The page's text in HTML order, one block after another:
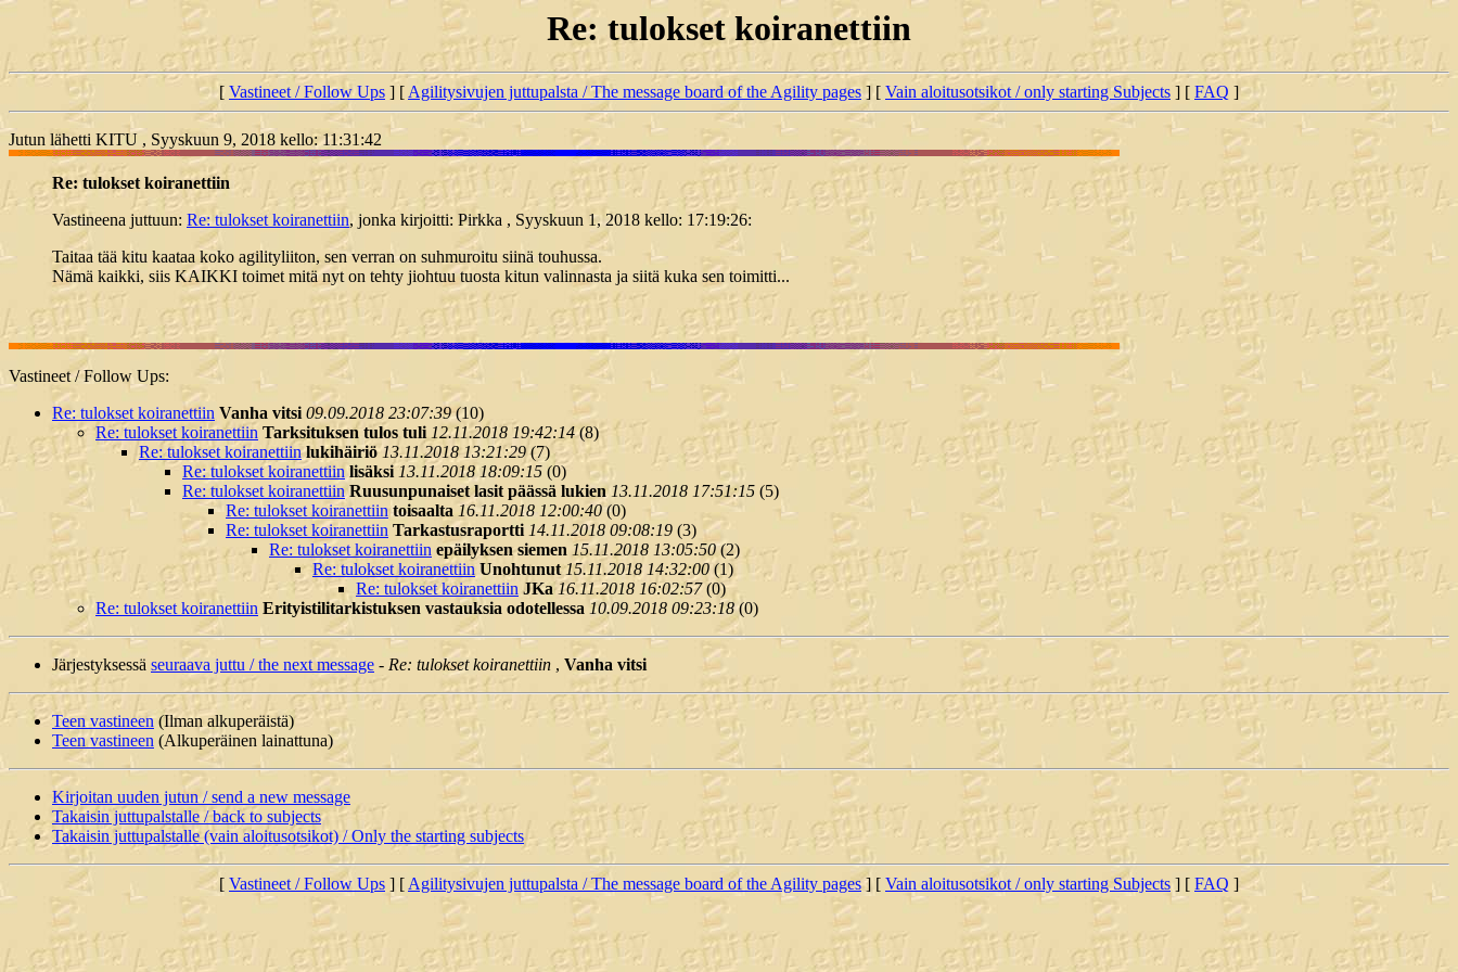
Re: tulokset koiranettiin
[ Vastineet / Follow Ups ] [Agilitysivujen juttupalsta / The message board of the Agility pages] [ Vain aloitusotsikot / only starting Subjects ] [ FAQ ]
Jutun lähetti KITU , Syyskuun 9, 2018 kello: 11:31:42
Re: tulokset koiranettiin
Vastineena juttuun: Re: tulokset koiranettiin, jonka kirjoitti: Pirkka , Syyskuun 1, 2018 kello: 17:19:26:
Taitaa tää kitu kaataa koko agilityliiton, sen verran on suhmuroitu siinä touhussa.
Nämä kaikki, siis KAIKKI toimet mitä nyt on tehty jiohtuu tuosta kitun valinnasta ja siitä kuka sen toimitti...
Vastineet / Follow Ups:
Re: tulokset koiranettiin Vanha vitsi 09.09.2018 23:07:39(10)
Re: tulokset koiranettiin Tarksituksen tulos tuli 12.11.2018 19:42:14(8)
Re: tulokset koiranettiin lukihäiriö 13.11.2018 13:21:29(7)
Re: tulokset koiranettiin lisäksi 13.11.2018 18:09:15 (0)
Re: tulokset koiranettiin Ruusunpunaiset lasit päässä lukien 13.11.2018 17:51:15 (5)
Re: tulokset koiranettiin toisaalta 16.11.2018 12:00:40(0)
Re: tulokset koiranettiin Tarkastusraportti 14.11.2018 09:08:19 (3)
Re: tulokset koiranettiin epäilyksen siemen 15.11.2018 13:05:50(2)
Re: tulokset koiranettiin Unohtunut 15.11.2018 14:32:00 (1)
Re: tulokset koiranettiin JKa 16.11.2018 16:02:57(0)
Re: tulokset koiranettiin Erityistilitarkistuksen vastauksia odotellessa 10.09.2018 09:23:18(0)
Järjestyksessä seuraava juttu / the next message - Re: tulokset koiranettiin , Vanha vitsi
Teen vastineen (Ilman alkuperäistä)
Teen vastineen (Alkuperäinen lainattuna)
Kirjoitan uuden jutun / send a new message
Takaisin juttupalstalle / back to subjects
Takaisin juttupalstalle (vain aloitusotsikot) / Only the starting subjects
[ Vastineet / Follow Ups ] [Agilitysivujen juttupalsta / The message board of the Agility pages] [ Vain aloitusotsikot / only starting Subjects ] [ FAQ ]